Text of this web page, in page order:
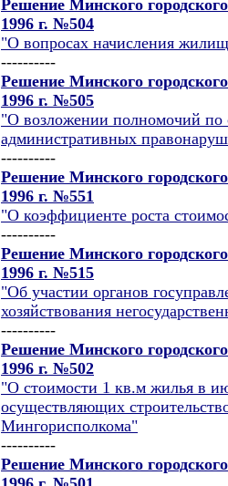
Решение Минского
1996 г. №504
"О вопросах начисления
----------
Решение Минского
1996 г. №505
"О возложении полномочий по
административных
----------
Решение Минского
1996 г. №551
"О коэффициенте роста
----------
Решение Минского
1996 г. №515
"Об участии органов
хозяйствования
----------
Решение Минского
1996 г. №502
"О стоимости 1 кв.м жилья в
осуществляющих
Мингорисполкома"
----------
Решение Минского